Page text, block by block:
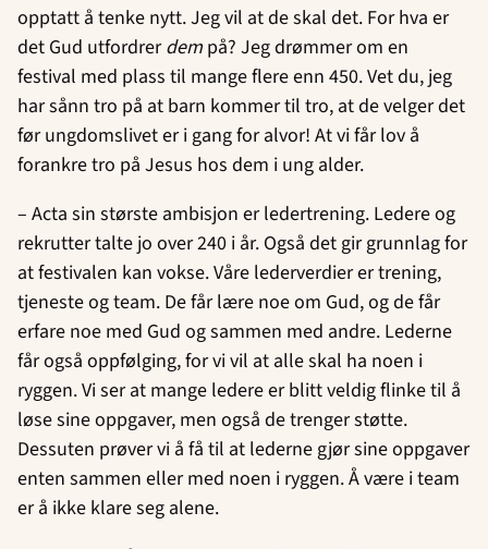
opptatt å tenke nytt. Jeg vil at de skal det. For hva er
det Gud utfordrerdem på? Jeg drømmer om en
festival med plass til mange flere enn 450. Vet du, jeg
har sånn tro på at barn kommer til tro, at de velger det
før ungdomslivet er i gang for alvor! At vi får lov å
forankre tro på Jesus hos dem i ung alder.
– Acta sin største ambisjon er ledertrening. Ledere og
rekrutter talte jo over 240 i år. Også det gir grunnlag for
at festivalen kan vokse. Våre lederverdier er trening,
tjeneste og team. De får lære noe om Gud, og de får
erfare noe med Gud og sammen med andre. Lederne
får også oppfølging, for vi vil at alle skal ha noen i
ryggen. Vi ser at mange ledere er blitt veldig flinke til å
løse sine oppgaver, men også de trenger støtte.
Dessuten prøver vi å få til at lederne gjør sine oppgaver
enten sammen eller med noen i ryggen. Å være i team
er å ikke klare seg alene.